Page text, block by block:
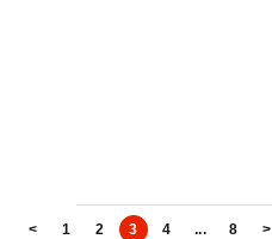
< 1 2 3 4 ... 8 >